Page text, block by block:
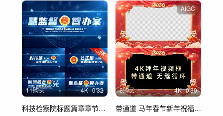
11购买 4K 0'32
科技检察院标题篇章章节片花 01
AIGC
8购买 4K 0'30
带通道 马年春节新年祝福拜年视频框 C